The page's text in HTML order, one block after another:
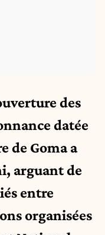
des
datée
de Goma a
arguant de
entre
organisées